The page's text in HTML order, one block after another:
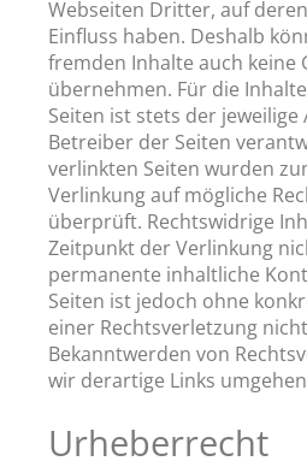
Webseiten Dritter, auf
Einfluss haben. Deshalb
fremden Inhalte auch keine
übernehmen. Für die
Seiten ist stets der
Betreiber der Seiten
verlinkten Seiten wurden
Verlinkung auf mögliche
überprüft. Rechtswidrige
Zeitpunkt der Verlinkung
permanente inhaltliche
Seiten ist jedoch ohne
einer Rechtsverletzung
Bekanntwerden von
wir derartige Links
Urheberrecht